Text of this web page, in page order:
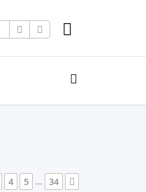
IskanjeNapredno iskanje
4 5 34